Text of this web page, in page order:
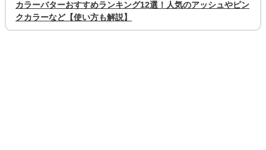
カラーバターおすすめランキング12選！人気のアッシュやピン
クカラーなど【使い方も解説】